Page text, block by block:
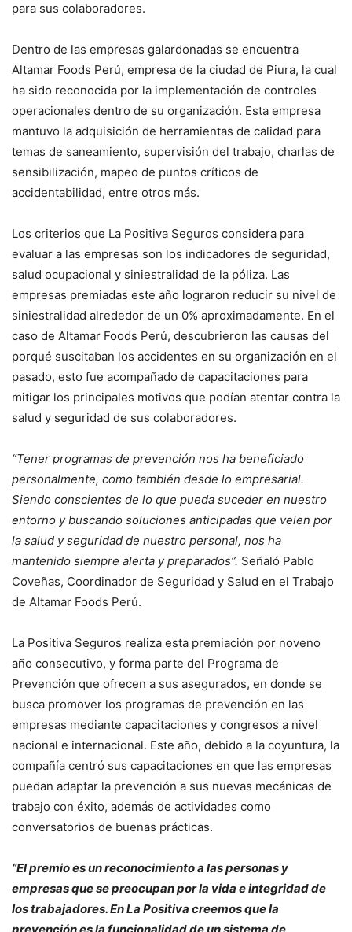
para sus colaboradores.
Dentro de las empresas galardonadas se encuentra
Altamar Foods Perú, empresa de la ciudad de Piura, la cual
ha sido reconocida por la implementación de controles
operacionales dentro de su organización. Esta empresa
mantuvo la adquisición de herramientas de calidad para
temas de saneamiento, supervisión del trabajo, charlas de
sensibilización, mapeo de puntos críticos de
accidentabilidad, entre otros más.
Los criterios que La Positiva Seguros considera para
evaluar a las empresas son los indicadores de seguridad,
salud ocupacional y siniestralidad de la póliza. Las
empresas premiadas este año lograron reducir su nivel de
siniestralidad alrededor de un 0% aproximadamente. En el
caso de Altamar Foods Perú, descubrieron las causas del
porqué suscitaban los accidentes en su organización en el
pasado, esto fue acompañado de capacitaciones para
mitigar los principales motivos que podían atentar contra la
salud y seguridad de sus colaboradores.
“Tener programas de prevención nos ha beneficiado
personalmente, como también desde lo empresarial.
Siendo conscientes de lo que pueda suceder en nuestro
entorno y buscando soluciones anticipadas que velen por
la salud y seguridad de nuestro personal, nos ha
mantenido siempre alerta y preparados”. Señaló Pablo
Coveñas, Coordinador de Seguridad y Salud en el Trabajo
de Altamar Foods Perú.
La Positiva Seguros realiza esta premiación por noveno
año consecutivo, y forma parte del Programa de
Prevención que ofrecen a sus asegurados, en donde se
busca promover los programas de prevención en las
empresas mediante capacitaciones y congresos a nivel
nacional e internacional. Este año, debido a la coyuntura, la
compañía centró sus capacitaciones en que las empresas
puedan adaptar la prevención a sus nuevas mecánicas de
trabajo con éxito, además de actividades como
conversatorios de buenas prácticas.
“El premio es un reconocimiento a las personas y
empresas que se preocupan por la vida e integridad de
los trabajadores. En La Positiva creemos que la